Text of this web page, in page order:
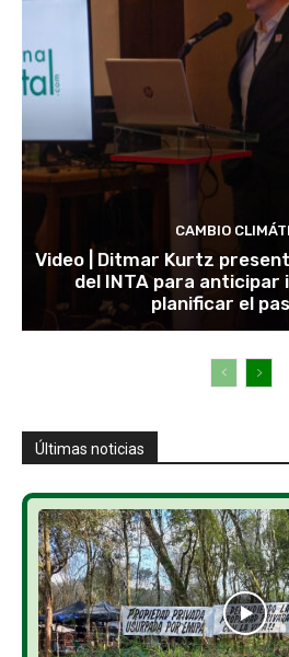
CAMBIO
Video | Ditmar Kurtz
del INTA para anticipar
planificar el
Últimas noticias